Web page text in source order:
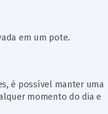
em um pote.
é possível manter uma
momento do dia e